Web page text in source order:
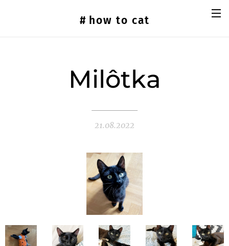
#how to cat
Milôtka
21.08.2022